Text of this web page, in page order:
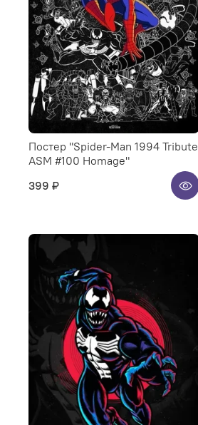
Постер "Spider-Man 1994 Tribute
ASM #100 Homage"
399 ₽